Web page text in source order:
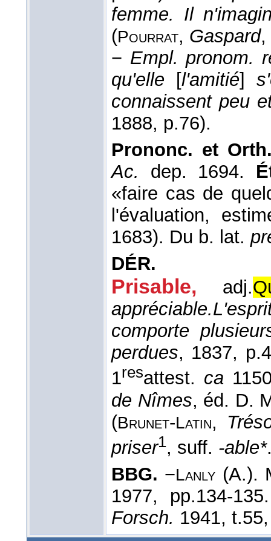
femme. Il
(Pourrat, Gaspard,
− Empl. pronom.
qu'elle
[l'amitié]
connaissent peu
1888, p.76).
Prononc. et
Ac.
dep. 1694.
«faire cas de
l'évaluation,
1683). Du b. lat.
DÉR.
Prisable, adj.
appréciable.
comporte
perdues, 1837,
1resattest. ca
de Nîmes, éd. D.
(Brunet-Latin,
priser1, suff. -able*
BBG. −Lanly (A.).
1977, pp.134-
Forsch. 1941,